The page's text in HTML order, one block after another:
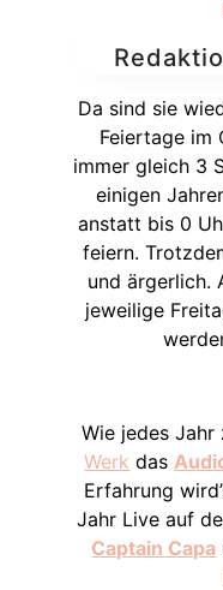
Da sind sie
Feiertage im
immer gleich 3
einigen
anstatt bis 0
feiern.
und ärgerlich.
jeweilige
Wie jedes
Werk das
Erfahrung
Jahr Live auf
Captain Capa